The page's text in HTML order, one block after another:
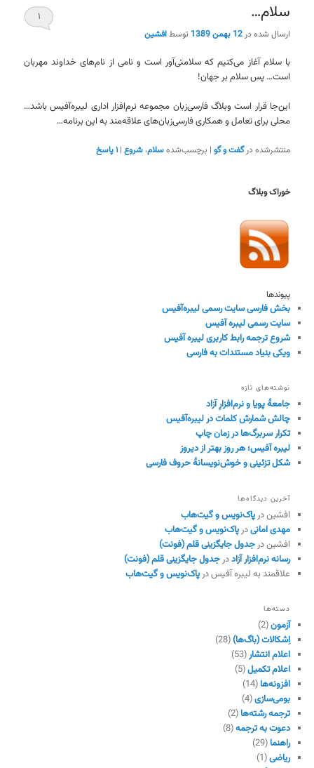
سلام…
ارسال شده در12 بهمن 1389 توسطافشین
۱
با سلام آغاز می‌کنیم که سلامتی‌آور است و نامی از نام‌های خداوند مهربان
است… پس سلام بر جهان!
این‌جا قرار است وبلاگ فارسی‌زبان مجموعه نرم‌افزار اداری لیبره‌آفیس باشد…
محلی برای تعامل و همکاری فارسی‌زبان‌های علاقه‌مند به این برنامه…
منتشرشده در گفت و گو | برچسب‌شدهسلام،شروع |۱پاسخ
خوراک وبلاگ
پیوندها
بخش فارسی سایت رسمی لیبره‌آفیس
سایت رسمی لیبره آفیس
شروع ترجمه رابط کاربری لیبره آفیس
ویکی بنیاد مستندات به فارسی
نوشته‌های تازه
جامعهٔ پویا و نرم‌افزارِ آزاد
چالش شمارش کلمات در لیبره‌آفیس
تکرار سربرگ‌ها در زمان چاپ
لیبره آفیس؛ هر روز بهتر از دیروز
شکل تزئینی و خوش‌نویسانهٔ حروف فارسی
آخرین دیدگاه‌ها
افشیندرپاک‌نویس و گیت‌هاب
مهدی امانیدرپاک‌نویس و گیت‌هاب
افشیندرجدول جایگزینی قلم (فونت)
رسانه نرم‌افزار آزاددرجدول جایگزینی قلم (فونت)
علاقمند به لیبره آفیسدرپاک‌نویس و گیت‌هاب
دسته‌ها
آزمون(2)
اِشکالات (باگ‌ها)(28)
اعلام انتشار(53)
اعلام تکمیل(5)
افزونه‌ها (14)
بومی‌سازی(4)
ترجمه رشته‌ها (2)
دعوت به ترجمه(8)
راهنما (29)
ریاضی(1)